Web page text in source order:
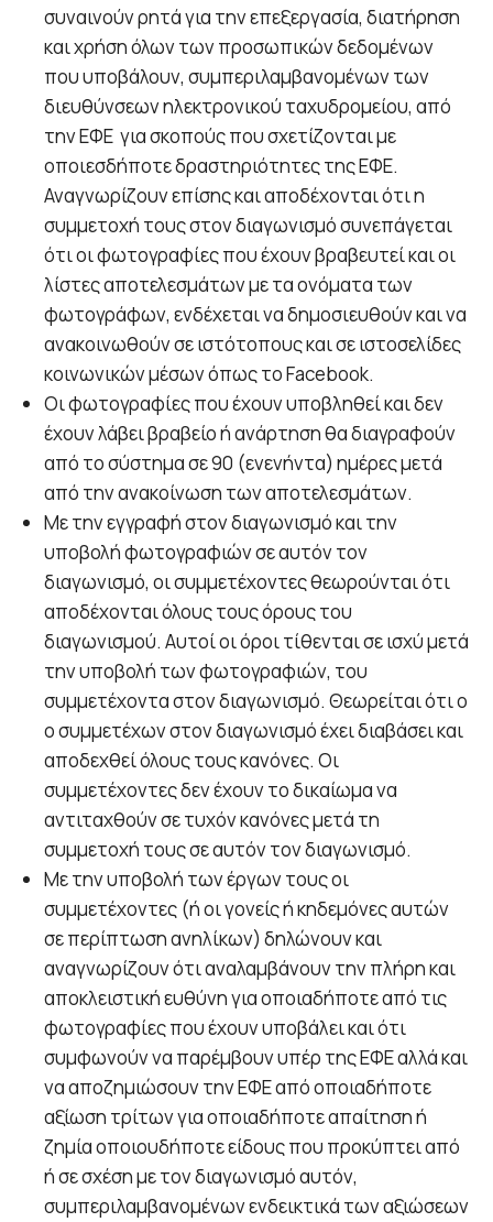
συναινούν ρητά για την επεξεργασία, διατήρηση
και χρήση όλων των προσωπικών δεδομένων
που υποβάλουν, συμπεριλαμβανομένων των
διευθύνσεων ηλεκτρονικού ταχυδρομείου, από
την ΕΦΕ για σκοπούς που σχετίζονται με
οποιεσδήποτε δραστηριότητες της ΕΦΕ.
Αναγνωρίζουν επίσης και αποδέχονται ότι η
συμμετοχή τους στον διαγωνισμό συνεπάγεται
ότι οι φωτογραφίες που έχουν βραβευτεί και οι
λίστες αποτελεσμάτων με τα ονόματα των
φωτογράφων, ενδέχεται να δημοσιευθούν και να
ανακοινωθούν σε ιστότοπους και σε ιστοσελίδες
κοινωνικών μέσων όπως το Facebook.
Οι φωτογραφίες που έχουν υποβληθεί και δεν
έχουν λάβει βραβείο ή ανάρτηση θα διαγραφούν
από το σύστημα σε 90 (ενενήντα) ημέρες μετά
από την ανακοίνωση των αποτελεσμάτων.
Με την εγγραφή στον διαγωνισμό και την
υποβολή φωτογραφιών σε αυτόν τον
διαγωνισμό, οι συμμετέχοντες θεωρούνται ότι
αποδέχονται όλους τους όρους του
διαγωνισμού. Αυτοί οι όροι τίθενται σε ισχύ μετά
την υποβολή των φωτογραφιών, του
συμμετέχοντα στον διαγωνισμό. Θεωρείται ότι ο
ο συμμετέχων στον διαγωνισμό έχει διαβάσει και
αποδεχθεί όλους τους κανόνες. Οι
συμμετέχοντες δεν έχουν το δικαίωμα να
αντιταχθούν σε τυχόν κανόνες μετά τη
συμμετοχή τους σε αυτόν τον διαγωνισμό.
Με την υποβολή των έργων τους οι
συμμετέχοντες (ή οι γονείς ή κηδεμόνες αυτών
σε περίπτωση ανηλίκων) δηλώνουν και
αναγνωρίζουν ότι αναλαμβάνουν την πλήρη και
αποκλειστική ευθύνη για οποιαδήποτε από τις
φωτογραφίες που έχουν υποβάλει και ότι
συμφωνούν να παρέμβουν υπέρ της ΕΦΕ αλλά και
να αποζημιώσουν την ΕΦΕ από οποιαδήποτε
αξίωση τρίτων για οποιαδήποτε απαίτηση ή
ζημία οποιουδήποτε είδους που προκύπτει από
ή σε σχέση με τον διαγωνισμό αυτόν,
συμπεριλαμβανομένων ενδεικτικά των αξιώσεων